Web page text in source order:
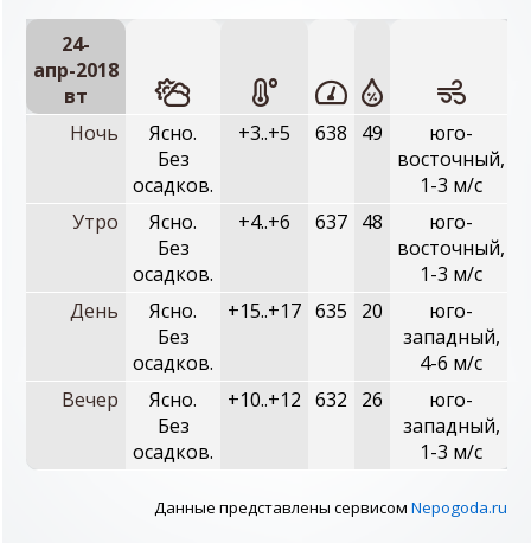
24-
апр-2018
вт
Ночь
Ясно.
Без
осадков.
+3..+5 638 49
юго-
восточный,
1-3 м/с
Утро
Ясно.
Без
осадков.
+4..+6 637 48
юго-
восточный,
1-3 м/с
День
Ясно.
Без
осадков.
+15..+17 635 20
юго-
западный,
4-6 м/с
Вечер
Ясно.
Без
осадков.
+10..+12 632 26
юго-
западный,
1-3 м/с
Данные представлены сервисом Nepogoda.ru